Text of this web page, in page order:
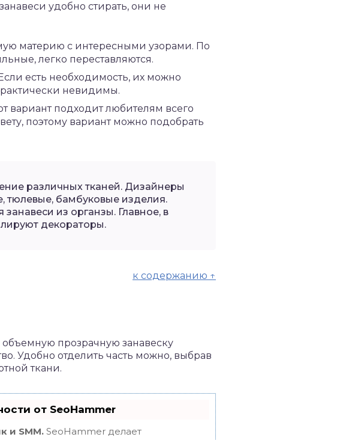
удобно стирать, они не
материю с интересными узорами. По
легко переставляются.
есть необходимость, их можно
невидимы.
вариант подходит любителям всего
поэтому вариант можно подобрать
различных тканей. Дизайнеры
тюлевые, бамбуковые изделия.
из органзы. Главное, в
декораторы.
к содержанию ↑
прозрачную занавеску
Удобно отделить часть можно, выбрав
ткани.
от SeoHammer
и SMM. SeoHammer делает